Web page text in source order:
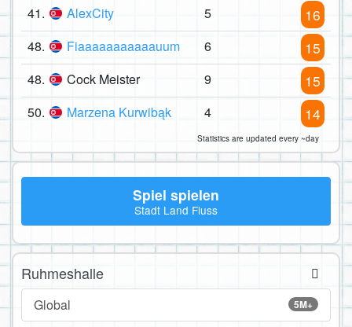
41. AlexCity 5 16
48. Fiaaaaaaaaaaauum 6 15
48. Cock Meister 9 15
50. Marzena Kurwibąk 4 14
Statistics are updated every ~day
Spiel spielen
Stadt Land Fluss
Ruhmeshalle
5M+
Global